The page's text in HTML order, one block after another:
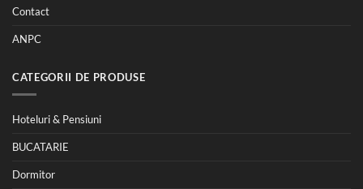
Contact
ANPC
CATEGORII DE PRODUSE
Hoteluri & Pensiuni
BUCATARIE
Dormitor